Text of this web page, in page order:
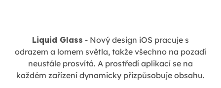
Liquid Glass - Nový design iOS pracuje s
odrazem a lomem světla, takže všechno na pozadí
neustále prosvítá. A prostředí aplikací se na
každém zařízení dynamicky přizpůsobuje obsahu.